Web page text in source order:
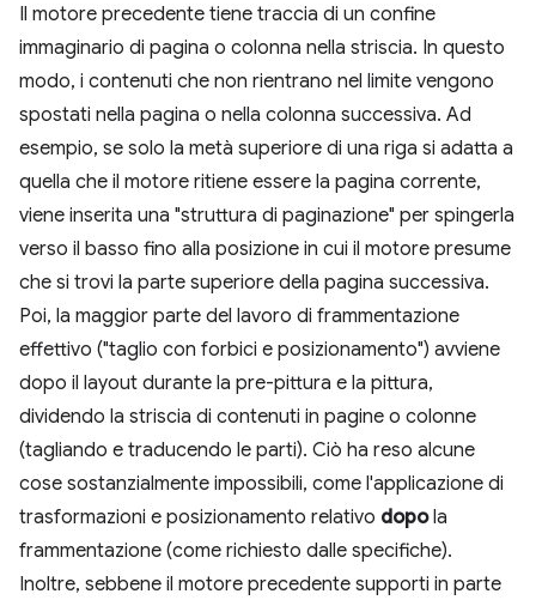
Il motore precedente tiene traccia di un confine
immaginario di pagina o colonna nella striscia. In questo
modo, i contenuti che non rientrano nel limite vengono
spostati nella pagina o nella colonna successiva. Ad
esempio, se solo la metà superiore di una riga si adatta a
quella che il motore ritiene essere la pagina corrente,
viene inserita una "struttura di paginazione" per spingerla
verso il basso fino alla posizione in cui il motore presume
che si trovi la parte superiore della pagina successiva.
Poi, la maggior parte del lavoro di frammentazione
effettivo ("taglio con forbici e posizionamento") avviene
dopo il layout durante la pre-pittura e la pittura,
dividendo la striscia di contenuti in pagine o colonne
(tagliando e traducendo le parti). Ciò ha reso alcune
cose sostanzialmente impossibili, come l'applicazione di
trasformazioni e posizionamento relativo dopola
frammentazione (come richiesto dalle specifiche).
Inoltre, sebbene il motore precedente supporti in parte